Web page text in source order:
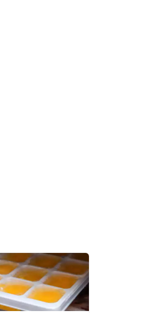
della Ricetta
foto di questa